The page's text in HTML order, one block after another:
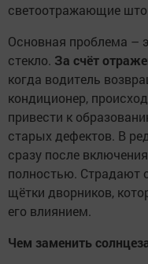
светоотражающие
Основная проблема –
стекло. За счёт
когда водитель
кондиционер,
привести к
старых дефектов. В
сразу после
полностью. Страдают
щётки дворников,
его влиянием.
Чем заменить